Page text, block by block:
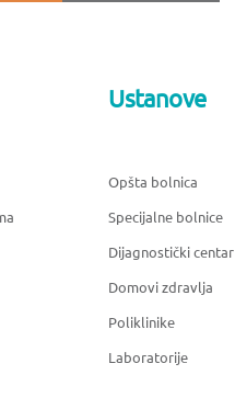
Ustanove
Opšta bolnica
Specijalne bolnice
Dijagnostički centar
Domovi zdravlja
Poliklinike
Laboratorije